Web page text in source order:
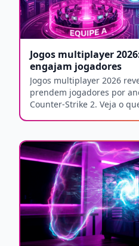
Jogos multiplayer
engajam jogadores
Jogos multiplayer 2026
prendem jogadores por
Counter-Strike 2. Veja o